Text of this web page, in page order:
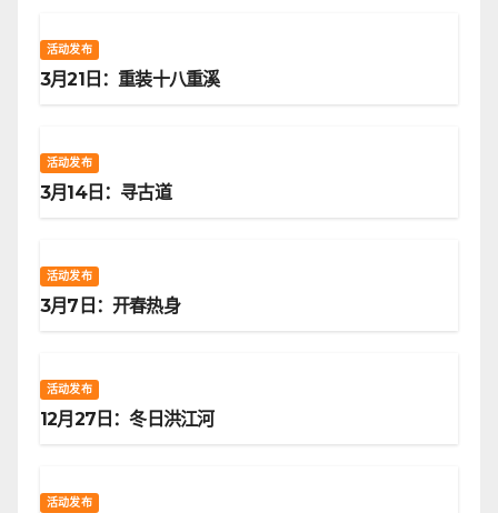
活动发布
3月21日：重装十八重溪
活动发布
3月14日：寻古道
活动发布
3月7日：开春热身
活动发布
12月27日：冬日洪江河
活动发布